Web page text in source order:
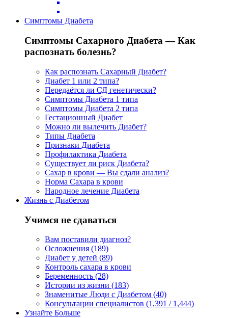
Симптомы Диабета
Симптомы Сахарного Диабета — Как
распознать болезнь?
Как распознать Сахарный Диабет?
Диабет 1 или 2 типа?
Передаётся ли СД генетически?
Симптомы Диабета 1 типа
Симптомы Диабета 2 типа
Гестационный Диабет
Можно ли вылечить Диабет?
Типы Диабета
Признаки Диабета
Профилактика Диабета
Существует ли риск Диабета?
Сахар в крови — Вы сдали анализ?
Норма Сахара в крови
Народное лечение Диабета
Жизнь с Диабетом
Учимся не сдаваться
Вам поставили диагноз?
Осложнения (189)
Диабет у детей (89)
Контроль сахара в крови
Беременность (28)
Истории из жизни (183)
Знаменитые Люди с Диабетом (40)
Консультации специалистов (1,391 / 1,444)
Узнайте Больше